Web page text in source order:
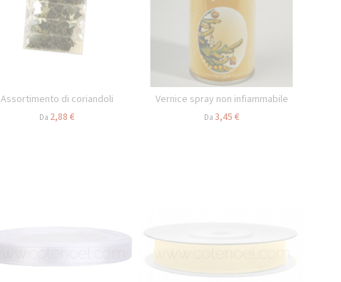
Assortimento di coriandoli
Da 2,88 €
Vernice spray non infiammabile
Da 3,45 €